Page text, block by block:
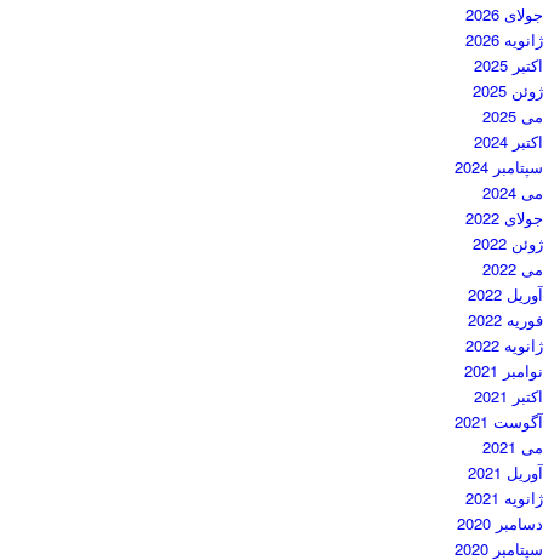
جولای 2026
ژانویه 2026
اکتبر 2025
ژوئن 2025
می 2025
اکتبر 2024
سپتامبر 2024
می 2024
جولای 2022
ژوئن 2022
می 2022
آوریل 2022
فوریه 2022
ژانویه 2022
نوامبر 2021
اکتبر 2021
آگوست 2021
می 2021
آوریل 2021
ژانویه 2021
دسامبر 2020
سپتامبر 2020